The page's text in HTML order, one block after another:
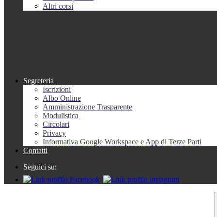
Altri corsi
Segreteria
Iscrizioni
Albo Online
Amministrazione Trasparente
Modulistica
Circolari
Privacy
Informativa Google Workspace e App di Terze Parti
Contatti
Seguici su: